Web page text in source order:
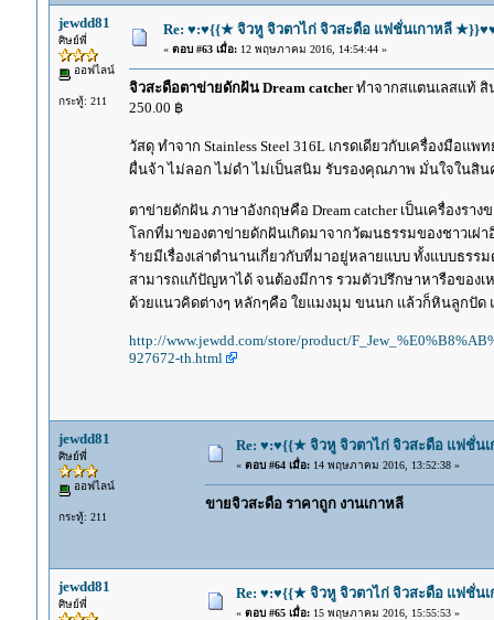
jewdd81
ศิษย์พี่
ออฟไลน์
กระทู้: 211
Re: ♥:♥{{★ จิวหู จิวตาไก่ จิวสะดือ แฟชั่นเกาหลี
« ตอบ #63 เมื่อ:12 พฤษภาคม 2016, 14:54:44 »
จิวสะดือตาข่ายดักฝัน Dream catcher ทำจากสแตนเลสแท้ สิ
250.00 ฿
วัสดุ ทำจาก Stainless Steel 316L เกรดเดียวกับเครื่องมือแพ
ผื่นจ้า ไม่ลอก ไม่ดำ ไม่เป็นสนิม รับรองคุณภาพ มั่นใจในสิน
ตาข่ายดักฝัน ภาษาอังกฤษคือ Dream catcher เป็นเครื่องรา
โลกที่มาของตาข่ายดักฝันเกิดมาจากวัฒนธรรมของชาวเผ่า
ร้ายมีเรื่องเล่าตำนานเกี่ยวกับที่มาอยู่หลายแบบ ทั้งแบบธร
สามารถแก้ปัญหาได้ จนต้องมีการ รวมตัวปรึกษาหารือของเ
ด้วยแนวคิดต่างๆ หลักๆคือ ใยแมงมุม ขนนก แล้วก็หินลูกปัด
http://www.jewdd.com/store/product/
927672-th.html
jewdd81
ศิษย์พี่
ออฟไลน์
กระทู้: 211
Re: ♥:♥{{★ จิวหู จิวตาไก่ จิวสะดือ แฟชั่น
« ตอบ #64 เมื่อ:14 พฤษภาคม 2016, 13:52:38 »
ขายจิวสะดือ ราคาถูก งานเกาหลี
jewdd81
ศิษย์พี่
Re: ♥:♥{{★ จิวหู จิวตาไก่ จิวสะดือ แฟชั่น
« ตอบ #65 เมื่อ:15 พฤษภาคม 2016, 15:55:53 »